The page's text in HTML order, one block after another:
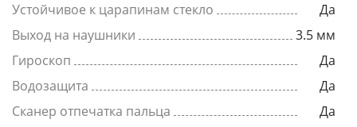
Устойчивое к царапинам стекло
Да
Выход на наушники
3.5 мм
Гироскоп
Да
Водозащита
Да
Сканер отпечатка пальца
Да